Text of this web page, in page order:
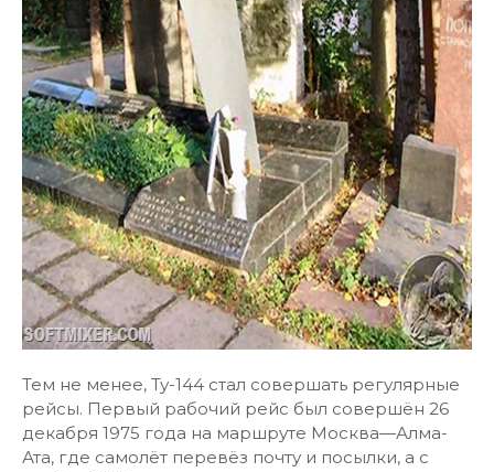
Тем не менее, Ту-144 стал совершать регулярные
рейсы. Первый рабочий рейс был совершён 26
декабря 1975 года на маршруте Москва—Алма-
Ата, где самолёт перевёз почту и посылки, а с